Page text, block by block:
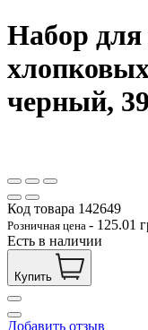
Набор
черный,
Код товара 142649
Розничная цена - 125.01
Есть в наличии
Купить
Добавить отзыв